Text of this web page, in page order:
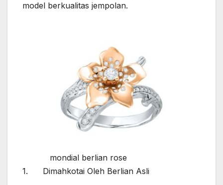
model berkualitas jempolan.
mondial berlian rose
1. Dimahkotai Oleh Berlian Asli